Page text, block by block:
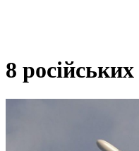
8